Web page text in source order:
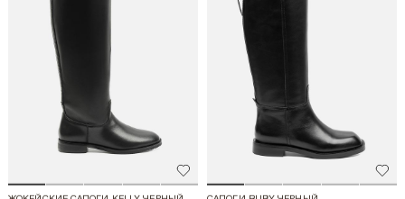
Добавить в избранное